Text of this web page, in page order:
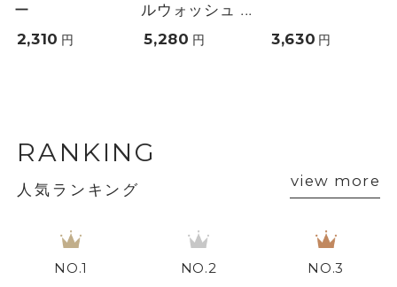
ー
2,310 円
ルウォッシュ ...
5,280 円 3,630 円
RANKING
人気ランキング view more
1 2 3